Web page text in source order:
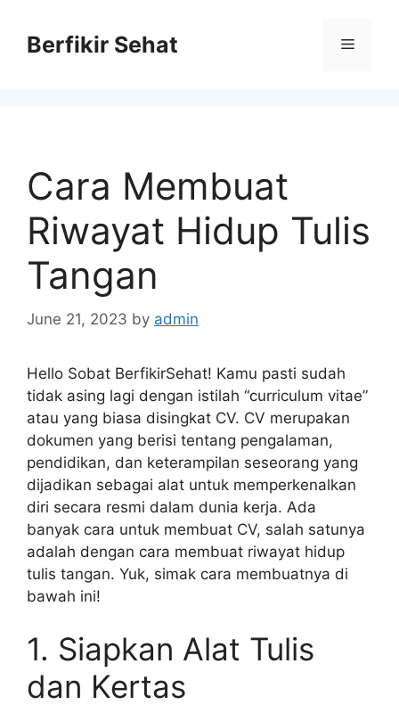
contentBerfikir Sehat Menu
Cara Membuat
Riwayat Hidup Tulis
Tangan
June 21, 2023 by admin
Hello Sobat BerfikirSehat! Kamu pasti sudah
tidak asing lagi dengan istilah “curriculum vitae”
atau yang biasa disingkat CV. CV merupakan
dokumen yang berisi tentang pengalaman,
pendidikan, dan keterampilan seseorang yang
dijadikan sebagai alat untuk memperkenalkan
diri secara resmi dalam dunia kerja. Ada
banyak cara untuk membuat CV, salah satunya
adalah dengan cara membuat riwayat hidup
tulis tangan. Yuk, simak cara membuatnya di
bawah ini!
1. Siapkan Alat Tulis
dan Kertas